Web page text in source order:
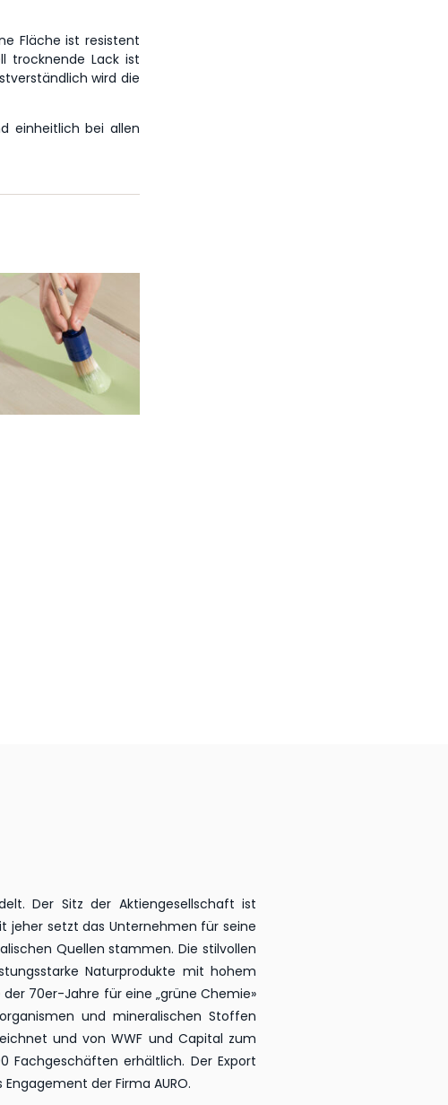
Fläche ist resistent
trocknende Lack ist
wird die
einheitlich bei allen
Der Sitz der Aktiengesellschaft ist
jeher setzt das Unternehmen für seine
Quellen stammen. Die stilvollen
Naturprodukte mit hohem
70er-Jahre für eine „grüne Chemie»
und mineralischen Stoffen
und von WWF und Capital zum
Fachgeschäften erhältlich. Der Export
der Firma AURO.